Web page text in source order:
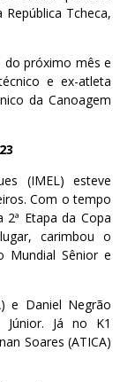
Tcheca,
do próximo mês e
e ex-atleta
da Canoagem
(IMEL) esteve
Com o tempo
Etapa da Copa
carimbou o
Mundial Sênior e
e Daniel Negrão
Já no K1
Soares (ATICA)